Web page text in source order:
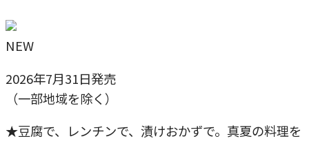
NEW
2026年7月31日発売
（一部地域を除く）
★豆腐で、レンチンで、漬けおかずで。真夏の料理を